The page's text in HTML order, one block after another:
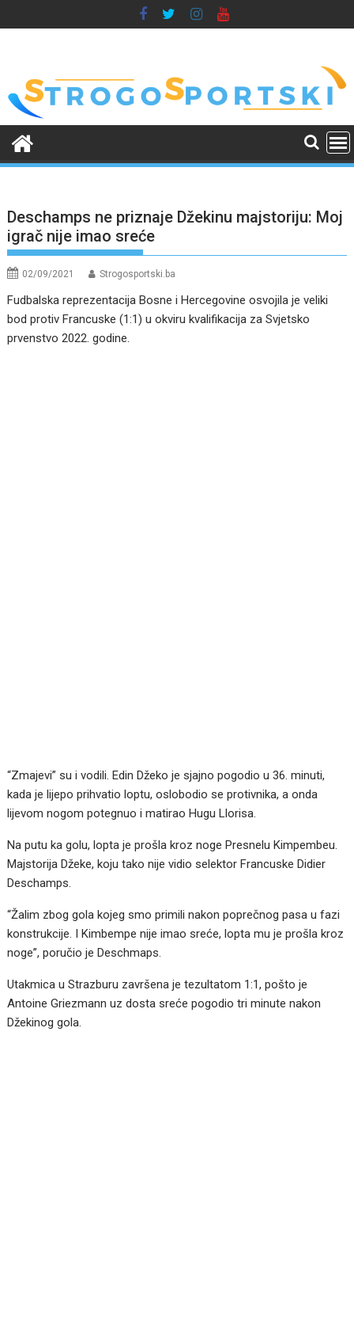
to
Deschamps ne priznaje Džekinu majstoriju: Moj
igrač nije imao sreće
02/09/2021 Strogosportski.ba
Fudbalska reprezentacija Bosne i Hercegovine osvojila je veliki
bod protiv Francuske (1:1) u okviru kvalifikacija za Svjetsko
prvenstvo 2022. godine.
“Zmajevi” su i vodili. Edin Džeko je sjajno pogodio u 36. minuti,
kada je lijepo prihvatio loptu, oslobodio se protivnika, a onda
lijevom nogom potegnuo i matirao Hugu Llorisa.
Na putu ka golu, lopta je prošla kroz noge Presnelu Kimpembeu.
Majstorija Džeke, koju tako nije vidio selektor Francuske Didier
Deschamps.
“Žalim zbog gola kojeg smo primili nakon poprečnog pasa u fazi
konstrukcije. I Kimbempe nije imao sreće, lopta mu je prošla kroz
noge”, poručio je Deschmaps.
Utakmica u Strazburu završena je tezultatom 1:1, pošto je
Antoine Griezmann uz dosta sreće pogodio tri minute nakon
Džekinog gola.